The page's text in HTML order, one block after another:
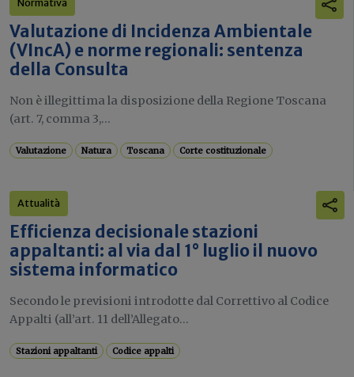
Normativa
Valutazione di Incidenza Ambientale
(VIncA) e norme regionali: sentenza
della Consulta
Non è illegittima la disposizione della Regione Toscana
(art. 7, comma 3,...
Valutazione Natura Toscana Corte costituzionale
Attualità
Efficienza decisionale stazioni
appaltanti: al via dal 1° luglio il nuovo
sistema informatico
Secondo le previsioni introdotte dal Correttivo al Codice
Appalti (all’art. 11 dell’Allegato...
Stazioni appaltanti Codice appalti